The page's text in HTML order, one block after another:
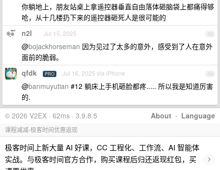
你躺地上，朋友站桌上拿遥控器垂直自由落体砸脑袋上都痛得够
呛，从十几楼扔下来的遥控器砸死人是很可能的
13
n2l Jul 15, 2025
@bojackhorseman 因为见过了太多的意外，感受到了人在意外
面前的脆弱。
14
qfdk PRO Jul 16, 2025 via iPhone
@banmuyutian #12 躺床上手机砸脸都疼..... 所以我是知道厉害
的.
About · Language
© 2026 V2EX · 62ms · 3.9.8.5
课程减减-极客时间优惠返现
极客时间上新大量 AI 好课，CC 工程化、工作流、AI 智能体
实战。与极客时间官方合作，购买课程后归还返现红包，买
›